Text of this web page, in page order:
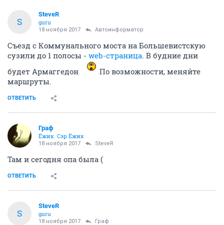
S
SteveR
guru
18 ноября 2017 Автоинформатор
Съезд с Коммунального моста на Большевистскую
сузили до 1 полосы - web-страница. В будние дни
будет Армаггедон
По возможности, меняйте
маршруты.
ОТВЕТИТЬ
Граф
Ёжик. Сэр Ёжик
18 ноября 2017 SteveR
Там и сегодня опа была (
ОТВЕТИТЬ
S
SteveR
guru
18 ноября 2017 Граф